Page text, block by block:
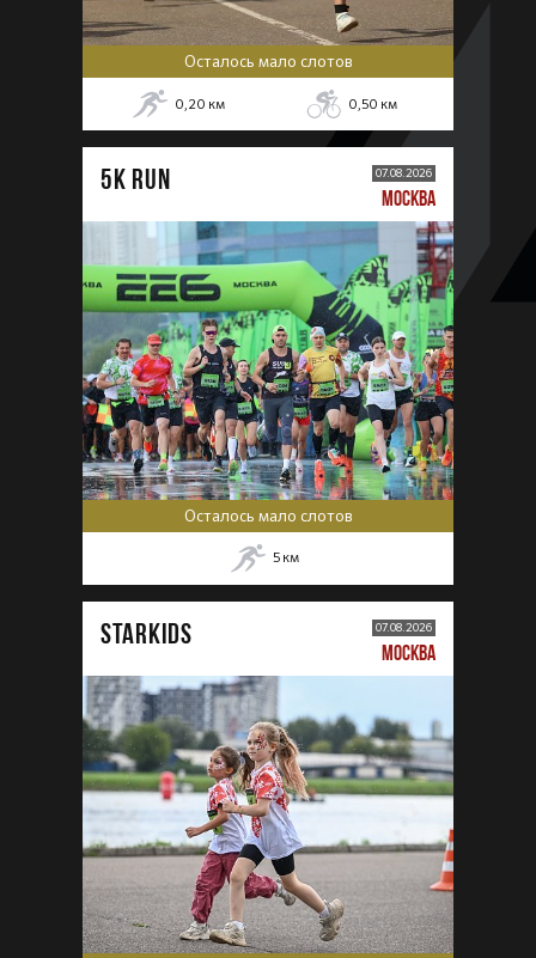
Осталось мало слотов
0,20 км 0,50 км
5К RUN 07.08.2026
МОСКВА
Осталось мало слотов
5 км
STARKIDS 07.08.2026
МОСКВА